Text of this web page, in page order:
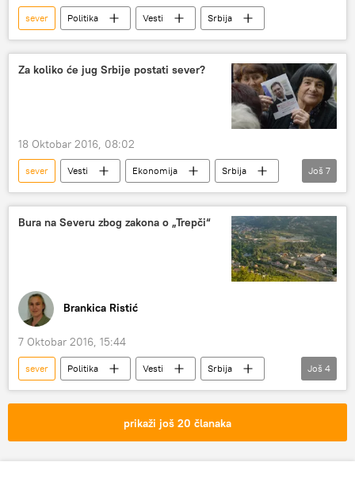
sever Politika Vesti Srbija
Za koliko će jug Srbije postati sever?
18 Oktobar 2016, 08:02
sever Vesti Ekonomija
Srbija
Aleksandar Vučić
Vladimir Vuletić
Milan Ćulibrk
ulaganje
privreda
Još 7
Bura na Severu zbog zakona o „Trepči“
Brankica Ristić
7 Oktobar 2016, 15:44
sever Politika Vesti
Srbija
zakon
Trepča
srbi
Još 4
prikaži još 20 članaka